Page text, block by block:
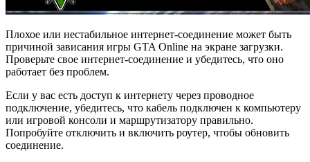
Плохое или нестабильное интернет-соединение может быть
причиной зависания игры GTA Online на экране загрузки.
Проверьте свое интернет-соединение и убедитесь, что оно
работает без проблем.
Если у вас есть доступ к интернету через проводное
подключение, убедитесь, что кабель подключен к компьютеру
или игровой консоли и маршрутизатору правильно.
Попробуйте отключить и включить роутер, чтобы обновить
соединение.